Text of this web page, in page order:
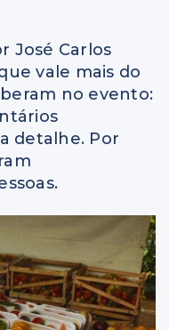
José Carlos
vale mais do
no evento:
detalhe. Por